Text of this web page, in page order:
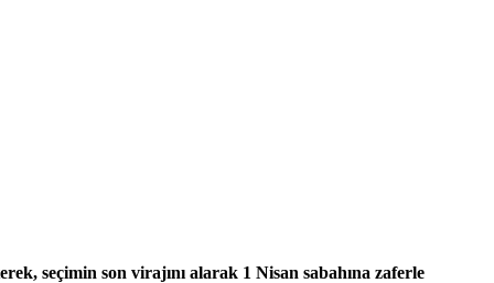
seçimin son virajını alarak 1 Nisan sabahına zaferle